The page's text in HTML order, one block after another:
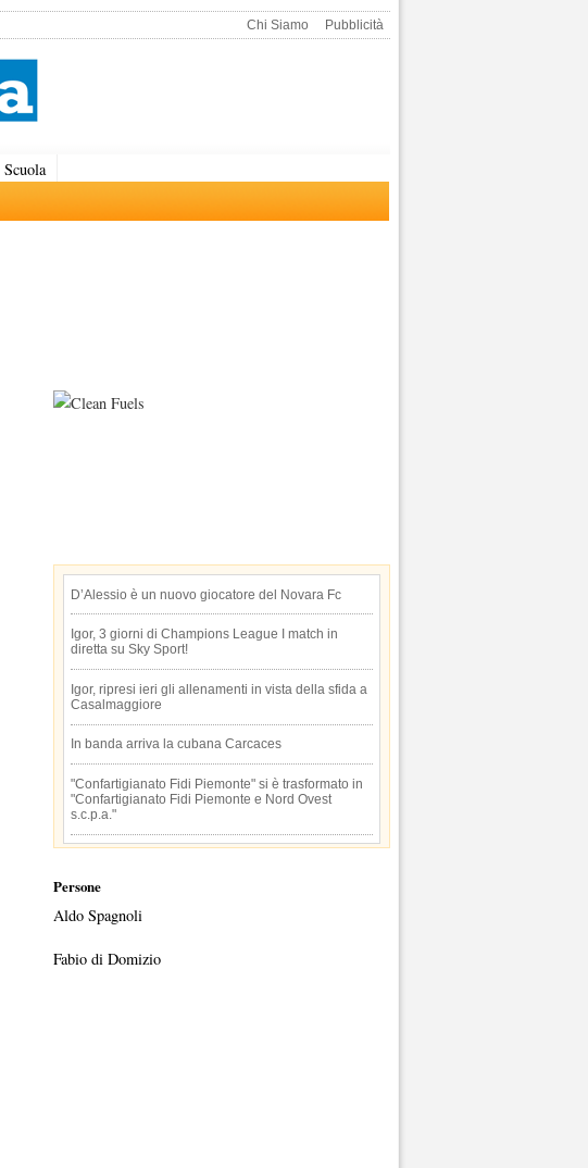
Chi Siamo Pubblicità
Scuola
D’Alessio è un nuovo giocatore del Novara Fc
Igor, 3 giorni di Champions League I match in
diretta su Sky Sport!
Igor, ripresi ieri gli allenamenti in vista della sfida a
Casalmaggiore
In banda arriva la cubana Carcaces
"Confartigianato Fidi Piemonte" si è trasformato in
"Confartigianato Fidi Piemonte e Nord Ovest
s.c.p.a."
Persone
Aldo Spagnoli
Fabio di Domizio